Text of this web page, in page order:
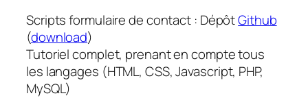
Scripts formulaire de contact : DépôtGithub
(download)
Tutoriel complet, prenant en compte tous
les langages (HTML, CSS, Javascript, PHP,
MySQL)